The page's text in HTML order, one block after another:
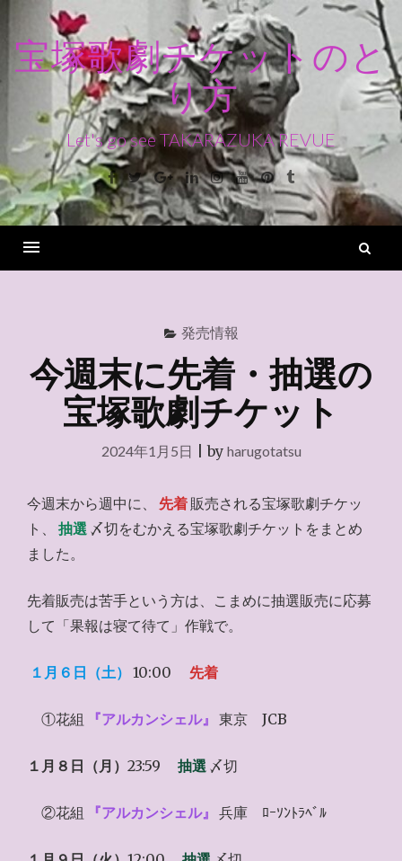
ン
ス
キ
ッ
宝塚歌劇チケットのと
り方
Let's go see TAKARAZUKA REVUE
Facebook
TwitterGoogle+LinkedinInstagram
YoutubePinterest
Tumblr
発売情報
今週末に先着・抽選の
宝塚歌劇チケット
2024年1月5日 |by harugotatsu
今週末から週中に、 先着 販売される宝塚歌劇チケッ
ト、
抽選 〆切をむかえる宝塚歌劇チケットをまとめ
ました。
先着販売は苦手という方は、こまめに抽選販売に応募
して「果報は寝て待て」作戦で。
１月６日（土） 10:00 先着
①花組 『アルカンシェル』 東京 JCB
１月８日（月） 23:59 抽選 〆切
②花組 『アルカンシェル』 兵庫 ﾛｰｿﾝﾄﾗﾍﾞﾙ